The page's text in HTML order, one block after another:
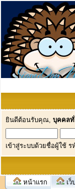
ยินดีต้อนรับคุณ, บุคคลทั่
เข้าสู่ระบบด้วยชื่อผู้ใช้ ร
หน้าแรก เ